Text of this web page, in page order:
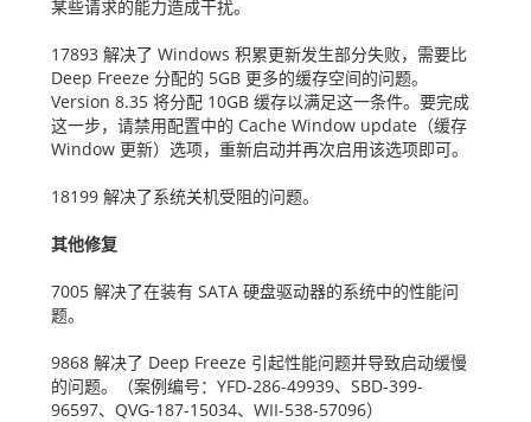
某些请求的能力造成干扰。
17893 解决了 Windows 积累更新发生部分失败，需要比
Deep Freeze 分配的 5GB 更多的缓存空间的问题。
Version 8.35 将分配 10GB 缓存以满足这一条件。要完成
这一步，请禁用配置中的 Cache Window update （缓存
Window 更新）选项，重新启动并再次启用该选项即可。
18199 解决了系统关机受阻的问题。
其他修复
7005 解决了在装有 SATA 硬盘驱动器的系统中的性能问
题。
9868 解决了 Deep Freeze 引起性能问题并导致启动缓慢
的问题。（案例编号： YFD-286-49939、 SBD-399-
96597、 QVG-187-15034、 WII-538-57096）